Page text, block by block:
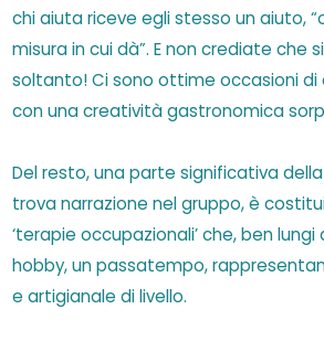
chi aiuta riceve egli stesso un aiuto,
misura in cui dà”. E non crediate che
soltanto! Ci sono ottime occasioni
con una creatività gastronomica
Del resto, una parte significativa
trova narrazione nel gruppo, è
‘terapie occupazionali’ che, ben lungi
hobby, un passatempo,
e artigianale di livello.